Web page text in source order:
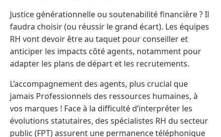
Justice générationnelle ou soutenabilité financière ? Il
faudra choisir (ou réussir le grand écart). Les équipes
RH vont devoir être au taquet pour conseiller et
anticiper les impacts côté agents, notamment pour
adapter les plans de départ et les recrutements.
L’accompagnement des agents, plus crucial que
jamais Professionnels des ressources humaines, à
vos marques ! Face à la difficulté d’interpréter les
évolutions statutaires, des spécialistes RH du secteur
public (FPT) assurent une permanence téléphonique